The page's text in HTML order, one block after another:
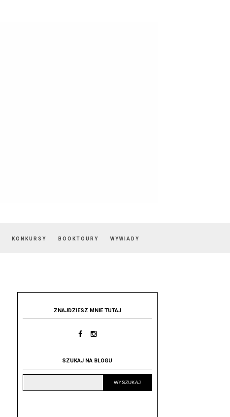
KONKURSY BOOKTOURY WYWIADY
ZNAJDZIESZ MNIE TUTAJ
SZUKAJ NA BLOGU